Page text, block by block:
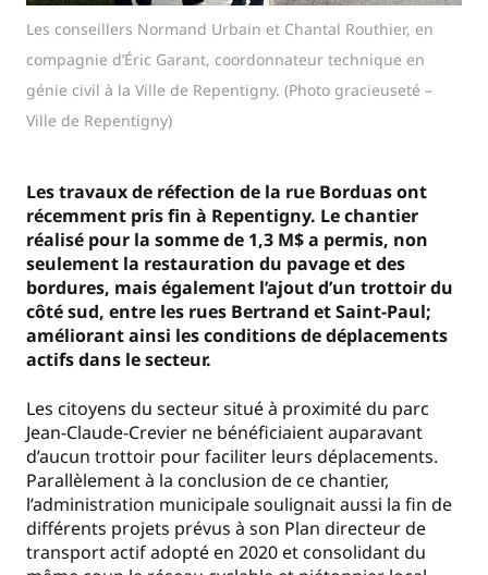
Les conseillers Normand Urbain et Chantal Routhier, en
compagnie d’Éric Garant, coordonnateur technique en
génie civil à la Ville de Repentigny. (Photo gracieuseté –
Ville de Repentigny)
Les travaux de réfection de la rue Borduas ont
récemment pris fin à Repentigny. Le chantier
réalisé pour la somme de 1,3 M$ a permis, non
seulement la restauration du pavage et des
bordures, mais également l’ajout d’un trottoir du
côté sud, entre les rues Bertrand et Saint-Paul;
améliorant ainsi les conditions de déplacements
actifs dans le secteur.
Les citoyens du secteur situé à proximité du parc
Jean-Claude-Crevier ne bénéficiaient auparavant
d’aucun trottoir pour faciliter leurs déplacements.
Parallèlement à la conclusion de ce chantier,
l’administration municipale soulignait aussi la fin de
différents projets prévus à son Plan directeur de
transport actif adopté en 2020 et consolidant du